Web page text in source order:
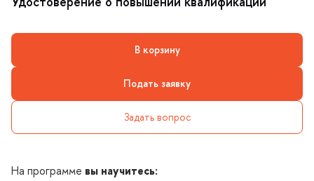
корзину
Подать заявку
Задать вопрос
На программе ы научитесь: